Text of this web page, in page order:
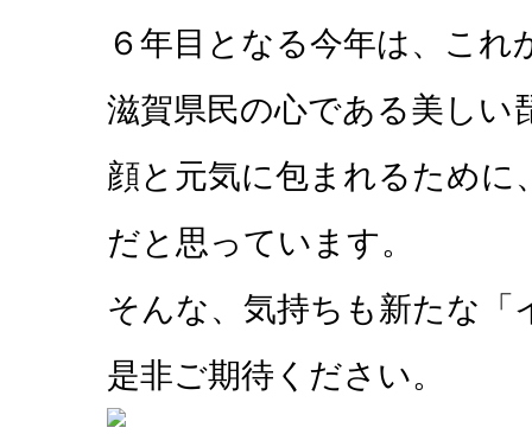
６年目となる今年は、こ
滋賀県民の心である美しい
顔と元気に包まれるため
だと思っています。
そんな、気持ちも新たな
是非ご期待ください。